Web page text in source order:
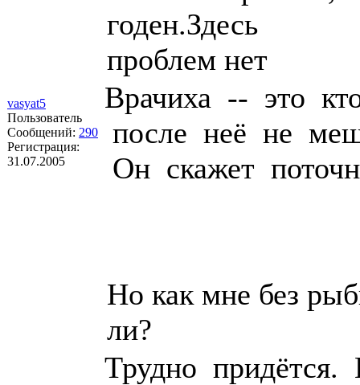
vasyat5
Пользователь
Сообщений: 290
Регистрация:
31.07.2005
годен.Здесь
проблем нет
Врачиха -- это
после неё не
Он скажет
Но как мне без
ли?
Трудно